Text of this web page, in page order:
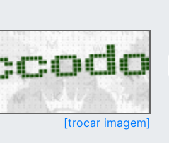
[trocar imagem]